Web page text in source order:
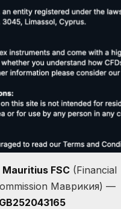
Mauritius FSC (Financial
Маврикия) —
GB252043165